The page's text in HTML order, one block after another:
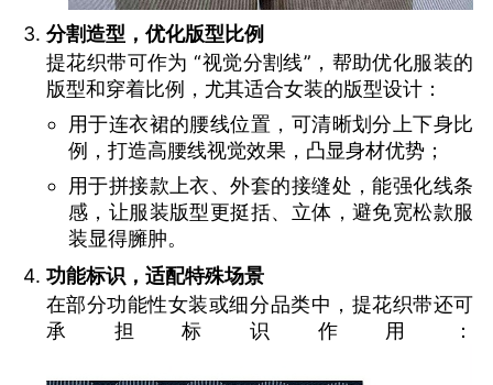
分割造型，优化版型比例
提花织带可作为 “视觉分割线”，帮助优化服装的
版型和穿着比例，尤其适合女装的版型设计：
用于连衣裙的腰线位置，可清晰划分上下身比
例，打造高腰线视觉效果，凸显身材优势；
用于拼接款上衣、外套的接缝处，能强化线条
感，让服装版型更挺括、立体，避免宽松款服
装显得臃肿。
功能标识，适配特殊场景
在部分功能性女装或细分品类中，提花织带还可
承担标识作用：